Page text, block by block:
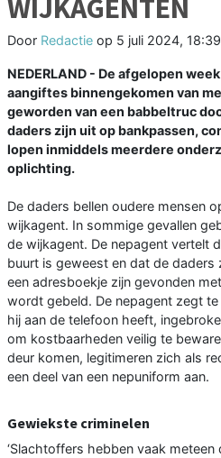
WIJKAGENTEN
Door Redactie op 5 juli 2024,
NEDERLAND - De afgelopen
aangiftes binnengekomen van
geworden van een babbeltruc
daders zijn uit op bankpassen,
lopen inmiddels meerdere
oplichting.
De daders bellen oudere mensen
wijkagent. In sommige gevallen
de wijkagent. De nepagent vertelt
buurt is geweest en dat de daders
een adresboekje zijn gevonden
wordt gebeld. De nepagent zegt
hij aan de telefoon heeft,
om kostbaarheden veilig te
deur komen, legitimeren zich als
een deel van een nepuniform aan.
Gewiekste criminelen
‘Slachtoffers hebben vaak